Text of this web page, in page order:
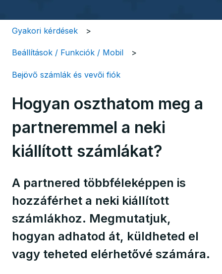
Gyakori kérdések
Beállítások / Funkciók / Mobil
Bejövő számlák és vevői fiók
Hogyan oszthatom meg a
partneremmel a neki
kiállított számlákat?
A partnered többféleképpen is
hozzáférhet a neki kiállított
számlákhoz. Megmutatjuk,
hogyan adhatod át, küldheted el
vagy teheted elérhetővé számára.